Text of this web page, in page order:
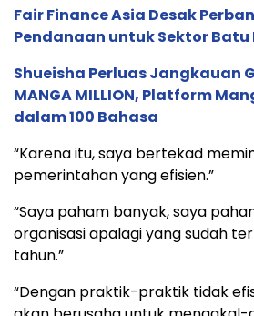
Fair Finance Asia Desak
Pendanaan untuk Sektor Batu
Shueisha Perluas Jangkauan
MANGA MILLION, Platform
dalam 100 Bahasa
“Karena itu, saya bertekad
pemerintahan yang efisien.”
“Saya paham banyak, saya
organisasi apalagi yang sudah
tahun.”
“Dengan praktik-praktik tidak